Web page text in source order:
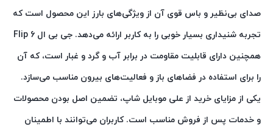
صدای بی‌نظیر و باس قوی آن از ویژگی‌های بارز این محصول است که
تجربه شنیداری بسیار خوبی را به کاربر ارائه می‌دهد. جی بی ال Flip 6
همچنین دارای قابلیت مقاومت در برابر آب و گرد و غبار است، که آن
را برای استفاده در فضاهای باز و فعالیت‌های بیرون مناسب می‌سازد.
یکی از مزایای خرید از علی موبایل شاپ، تضمین اصل بودن محصولات
و خدمات پس از فروش مناسب است. کاربران می‌توانند با اطمینان